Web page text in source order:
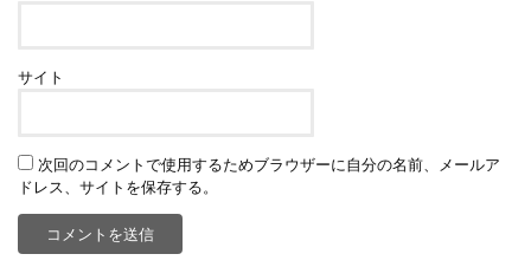
サイト
次回のコメントで使用するためブラウザーに自分の名前、メールア
ドレス、サイトを保存する。